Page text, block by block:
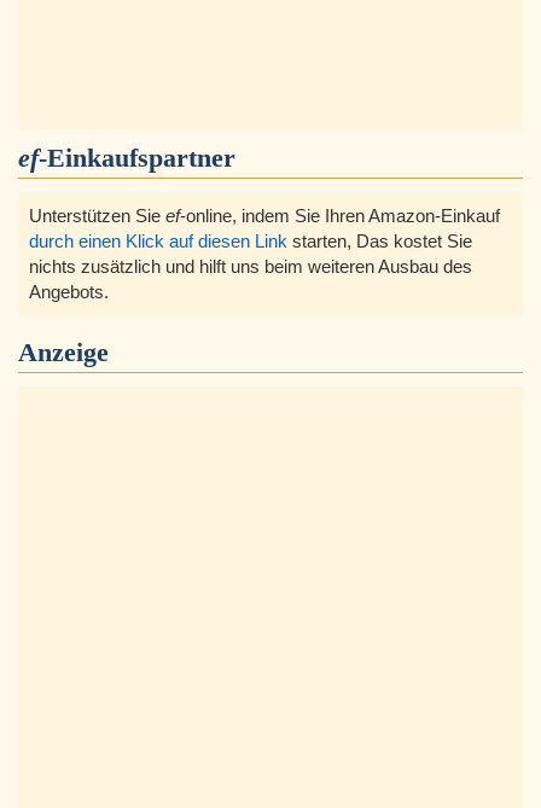
ef-Einkaufspartner
Unterstützen Sie ef-online, indem Sie Ihren Amazon-Einkauf
durch einen Klick auf diesen Link starten, Das kostet Sie
nichts zusätzlich und hilft uns beim weiteren Ausbau des
Angebots.
Anzeige